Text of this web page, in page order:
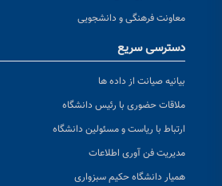
معاونت فرهنگی و دانشجویی
دسترسی سریع
بیانیه صیانت از داده ها
ملاقات حضوری با رئیس دانشگاه
ارتباط با ریاست و مسئولین دانشگاه
مدیریت فن آوری اطلاعات
همیار دانشگاه حکیم سبزواری